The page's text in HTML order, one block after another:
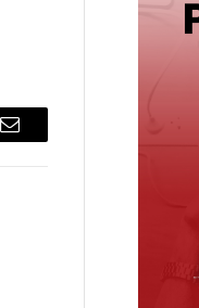
Correo